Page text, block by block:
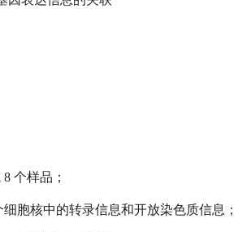
个样品；
胞核中的转录信息和开放染色质信息；